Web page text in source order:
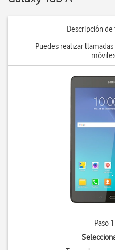
Descripción
Puedes realizar
Paso